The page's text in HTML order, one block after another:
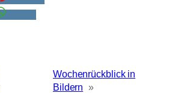
Wochenrückblick in
Bildern »